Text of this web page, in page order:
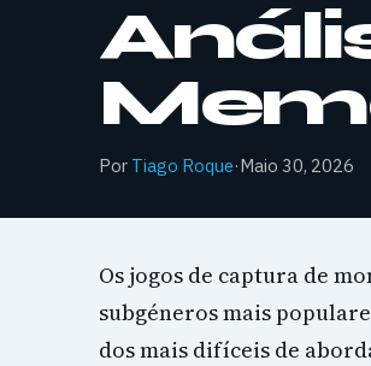
Por Tiago Roque·Maio 30, 2026
Os jogos de captura de
subgéneros mais
dos mais difíceis de